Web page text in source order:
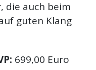
die auch beim
guten Klang
699,00 Euro